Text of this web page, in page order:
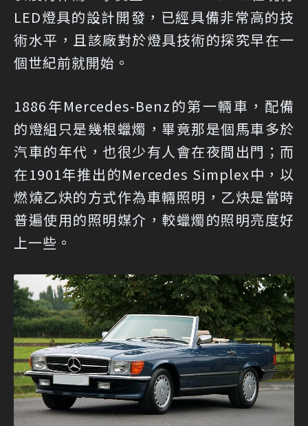
LED燈具的設計開發，已經具備非常高的技
術水平，且該廠對於燈具技術的探究早在一
個世紀前就開始。
1886年Mercedes-Benz的第一輛車，配備
的燈組只是幾根蠟燭，畢竟那是個馬車多於
汽車的年代，也很少有人會在夜間出門；而
在1901年推出的Mercedes Simplex中，以
燃燒乙炔的方式作為車輛照明，乙炔是當時
普遍使用的照明媒介，較蠟燭的照明亮度好
上一些。